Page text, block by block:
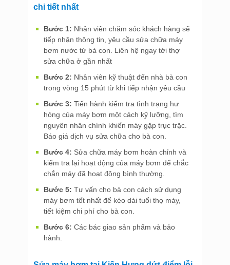
chi tiết nhất
Bước 1: Nhân viên chăm sóc khách hàng sẽ
tiếp nhận thông tin, yêu cầu sửa chữa máy
bơm nước từ bà con. Liên hệ ngay tới thợ
sửa chữa ở gần nhất
Bước 2: Nhân viên kỹ thuật đến nhà bà con
trong vòng 15 phút từ khi tiếp nhận yêu cầu
Bước 3: Tiến hành kiểm tra tình trạng hư
hỏng của máy bơm một cách kỹ lưỡng, tìm
nguyên nhân chính khiến máy gặp trục trặc.
Báo giá dịch vụ sửa chữa cho bà con.
Bước 4: Sửa chữa máy bơm hoàn chỉnh và
kiểm tra lại hoạt động của máy bơm để chắc
chắn máy đã hoạt động bình thường.
Bước 5: Tư vấn cho bà con cách sử dụng
máy bơm tốt nhất để kéo dài tuổi thọ máy,
tiết kiệm chi phí cho bà con.
Bước 6: Các bác giao sản phẩm và bảo
hành.